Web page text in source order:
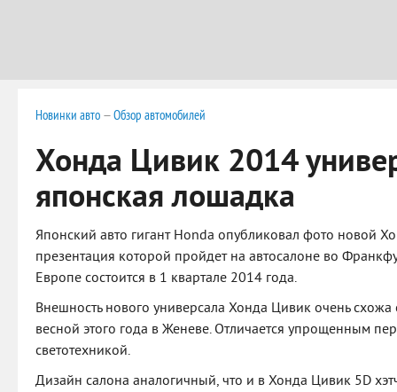
Новинки авто —Обзор автомобилей
Хонда Цивик 2014
японская лошадка
Японский авто гигант Honda опубликовал фото новой
презентация которой пройдет на автосалоне во
Европе состоится в 1 квартале 2014 года.
Внешность нового универсала Хонда Цивик очень схожа
весной этого года в Женеве. Отличается упрощенным
светотехникой.
Дизайн салона аналогичный, что и в Хонда Цивик 5D